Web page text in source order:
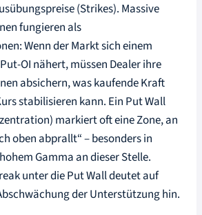
(Strikes). Massive
fungieren als
Wenn der Markt sich einem
OI nähert, müssen Dealer ihre
absichern, was kaufende Kraft
stabilisieren kann. Ein Put Wall
markiert oft eine Zone, an
oben abprallt“ – besonders in
Gamma an dieser Stelle.
unter die Put Wall deutet auf
der Unterstützung hin.